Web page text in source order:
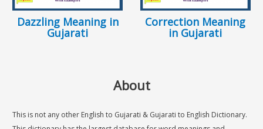
Dazzling Meaning in
Gujarati
Correction Meaning
in Gujarati
About
This is not any other English to Gujarati & Gujarati to English Dictionary.